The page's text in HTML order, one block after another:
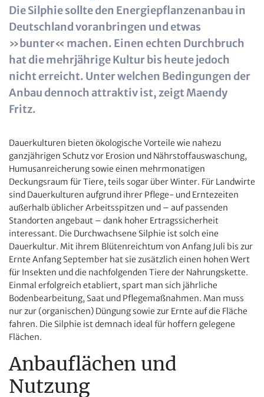
Die Silphie sollte den Energiepflanzenanbau in
Deutschland voranbringen und etwas
»bunter« machen. Einen echten Durchbruch
hat die mehrjährige Kultur bis heute jedoch
nicht erreicht. Unter welchen Bedingungen der
Anbau dennoch attraktiv ist, zeigt Maendy
Fritz.
Dauerkulturen bieten ökologische Vorteile wie nahezu
ganzjährigen Schutz vor Erosion und Nährstoffauswaschung,
Humusanreicherung sowie einen mehrmonatigen
Deckungsraum für Tiere, teils sogar über Winter. Für Landwirte
sind Dauerkulturen aufgrund ihrer Pflege- und Erntezeiten
außerhalb üblicher Arbeitsspitzen und – auf passenden
Standorten angebaut – dank hoher Ertragssicherheit
interessant. Die Durchwachsene Silphie ist solch eine
Dauerkultur. Mit ihrem Blütenreichtum von Anfang Juli bis zur
Ernte Anfang September hat sie zusätzlich einen hohen Wert
für Insekten und die nachfolgenden Tiere der Nahrungskette.
Einmal erfolgreich etabliert, spart man sich jährliche
Bodenbearbeitung, Saat und Pflegemaßnahmen. Man muss
nur zur (organischen) Düngung sowie zur Ernte auf die Fläche
fahren. Die Silphie ist demnach ideal für hoffern gelegene
Flächen.
Anbauflächen und
Nutzung